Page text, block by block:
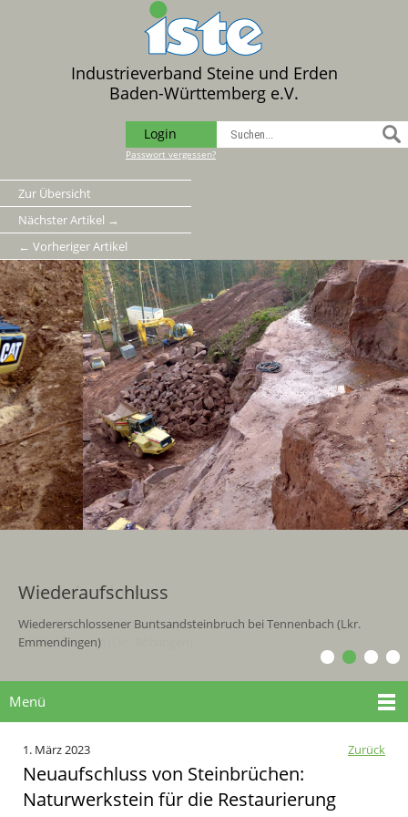
Industrieverband Steine und Erden
Baden-Württemberg e.V.
Login
Passwort vergessen?
Zur Übersicht
Nächster Artikel →
← Vorheriger Artikel
Wiederaufschluss
Wiedererschlossener Buntsandsteinbruch bei Tennenbach (Lkr.
Emmendingen)
Menü
Zurück
1. März 2023
Neuaufschluss von Steinbrüchen:
Naturwerkstein für die Restaurierung